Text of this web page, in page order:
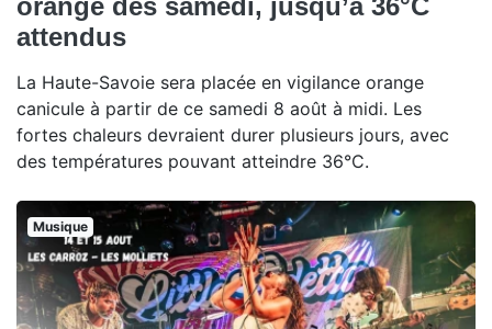
orange dès samedi, jusqu’à 36°C
attendus
La Haute-Savoie sera placée en vigilance orange
canicule à partir de ce samedi 8 août à midi. Les
fortes chaleurs devraient durer plusieurs jours, avec
des températures pouvant atteindre 36°C.
Musique